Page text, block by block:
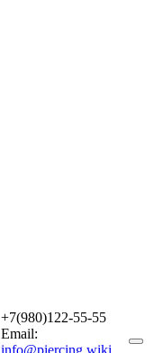
+7(980)122-55-55
Email:
info@piercing.wiki